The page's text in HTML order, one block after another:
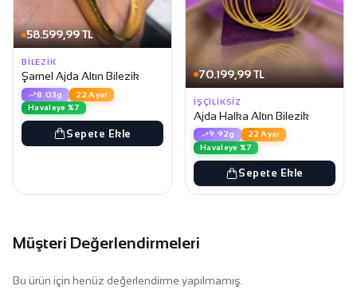
58.599,99 TL
BILEZIK
Şarnel Ajda Altın Bilezik
8.03g
22 Ayar
Havaleye %7
Sepete Ekle
70.199,99 TL
İŞÇILIKSIZ
Ajda Halka Altın Bilezik
9.92g
22 Ayar
Havaleye %7
Sepete Ekle
Müşteri Değerlendirmeleri
Bu ürün için henüz değerlendirme yapılmamış.